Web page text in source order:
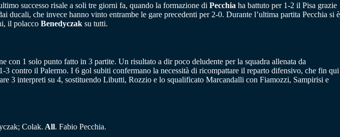
successo risale a soli tre giorni fa, quando la formazione di Pecchia ha battuto per 1-2 il Pisa grazie
che invece hanno vinto entrambe le gare precedenti per 2-0. Durante l’ultima partita Pecchia si è
il polacco Benedyczak su tutti.
1 solo punto fatto in 3 partite. Un risultato a dir poco deludente per la squadra allenata da
contro il Palermo. I 6 gol subiti confermano la necessità di ricompattare il reparto difensivo, che fin qui
3 interpreti su 4, sostituendo Libutti, Rozzio e lo squalificato Marcandalli con Fiamozzi, Sampirisi e
Colak. All. Fabio Pecchia.